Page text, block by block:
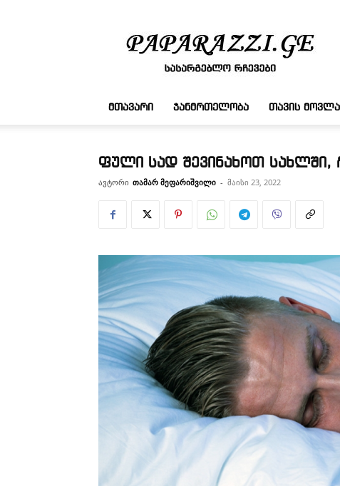
რჩევები
ᲛᲗᲐᲕᲐᲠᲘ ᲯᲐᲜᲛᲠᲗᲔᲚᲝᲑᲐ ᲗᲐᲕᲘᲡ ᲛᲝᲕᲚᲐ
ფული სად შევინახოთ
ავტორი თამარ მეფარიშვილი - მაისი 23, 2022